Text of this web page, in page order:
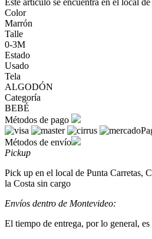
Color
Marrón
Talle
0-3M
Estado
Usado
Tela
ALGODÓN
Categoría
BEBÉ
Métodos de pago
Métodos de envío
Pickup
Pick up en el local de Punta Carretas,
la Costa sin cargo
Envíos dentro de Montevideo:
El tiempo de entrega, por lo general,